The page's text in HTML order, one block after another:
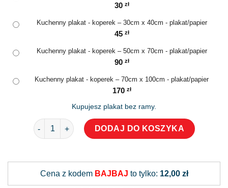
30 zł
Kuchenny plakat - koperek – 30cm x 40cm - plakat/papier
45 zł
Kuchenny plakat - koperek – 50cm x 70cm - plakat/papier
90 zł
Kuchenny plakat - koperek – 70cm x 100cm - plakat/papier
170 zł
Kupujesz plakat bez ramy.
ilość Kuchenny plakat - koperek
DODAJ DO KOSZYKA
Cena z kodem BAJBAJ to tylko: 12,00 zł